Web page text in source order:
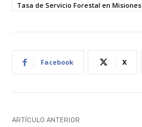
Tasa de Servicio Forestal en Misiones
Facebook X
ARTÍCULO ANTERIOR